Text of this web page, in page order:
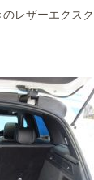
レザーエクス